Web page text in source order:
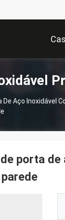
Aço Inoxidável
porta